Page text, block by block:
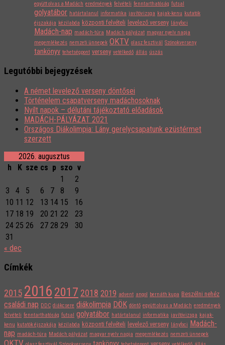
együtt olvas a Madách eredmények felvételi fenntarthatóság futsal
golyatábor határtalanul informatika javítóvizsga kajak-kenu kutatók
éjszakája kézilabda központi felvételi levelező verseny lányfoci
Madách-nap madách-túra Madách pályázat magyar nyelv napja
megemlékezés nemzeti ünnepek OKTV olasz fesztivál Szónokverseny
tankönyv tehetségpont verseny vetélkedő állás úszás
Legutóbbi bejegyzések
A német levelező verseny döntősei
Történelem csapatverseny madáchosoknak
Nyílt napok – délutáni tájékoztató előadások
MADÁCH-PÁLYÁZAT 2021
Országos Diákolimpia: Lány gerelycsapatunk ezüstérmet
szerzett
2026. augusztus
h
K sze cs p szo v
1
2
3
4 5 6 7 8
9
10 11 12 13 14 15
16
17 18 19 20 21 22
23
24 25 26 27 28 29
30
31
« dec
Címkék
2015 2016 2017 2018 2019 advent angol bernáth kupa Beszélni nehéz
családi nap DDC diákcsere diákolimpia DÖK döntő együtt olvas a Madách eredmények
felvételi fenntarthatóság futsal golyatábor határtalanul informatika javítóvizsga kajak-
kenu kutatók éjszakája kézilabda központi felvételi levelező verseny lányfoci Madách-
nap madách-túra Madách pályázat magyar nyelv napja megemlékezés nemzeti ünnepek
OKTV